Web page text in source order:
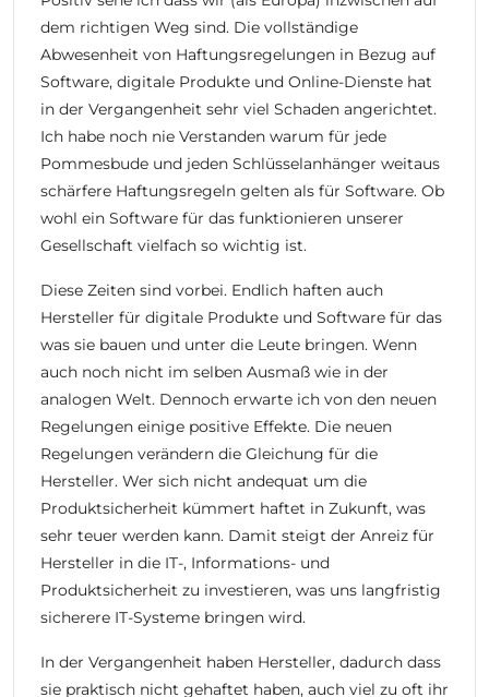
dem richtigen Weg sind. Die vollständige
Abwesenheit von Haftungsregelungen in Bezug auf
Software, digitale Produkte und Online-Dienste hat
in der Vergangenheit sehr viel Schaden angerichtet.
Ich habe noch nie Verstanden warum für jede
Pommesbude und jeden Schlüsselanhänger weitaus
schärfere Haftungsregeln gelten als für Software. Ob
wohl ein Software für das funktionieren unserer
Gesellschaft vielfach so wichtig ist.
Diese Zeiten sind vorbei. Endlich haften auch
Hersteller für digitale Produkte und Software für das
was sie bauen und unter die Leute bringen. Wenn
auch noch nicht im selben Ausmaß wie in der
analogen Welt. Dennoch erwarte ich von den neuen
Regelungen einige positive Effekte. Die neuen
Regelungen verändern die Gleichung für die
Hersteller. Wer sich nicht andequat um die
Produktsicherheit kümmert haftet in Zukunft, was
sehr teuer werden kann. Damit steigt der Anreiz für
Hersteller in die IT-, Informations- und
Produktsicherheit zu investieren, was uns langfristig
sicherere IT-Systeme bringen wird.
In der Vergangenheit haben Hersteller, dadurch dass
sie praktisch nicht gehaftet haben, auch viel zu oft ihr